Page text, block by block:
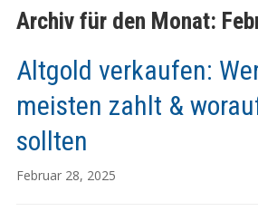
Archiv für den Monat:
Altgold verkaufen:
meisten zahlt &
sollten
Februar 28, 2025